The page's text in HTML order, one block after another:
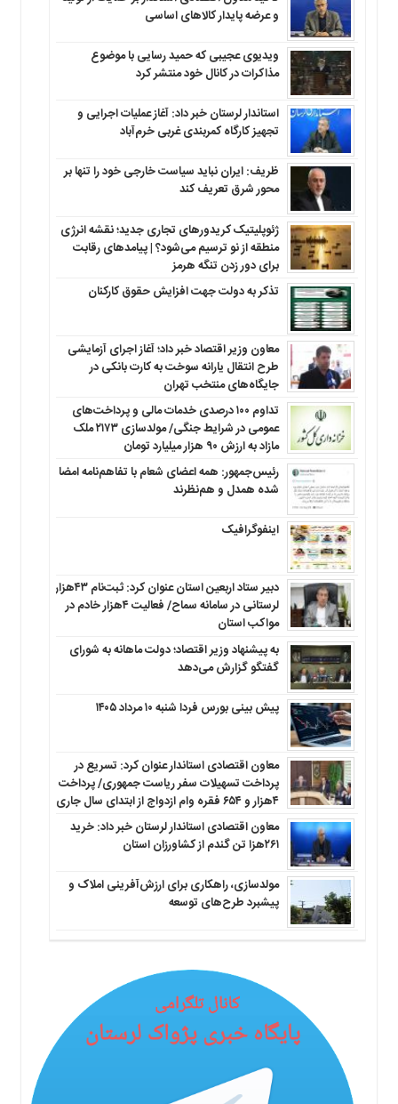
و عرضه پایدار کالاهای اساسی
ویدیوی عجیبی که حمید رسایی با موضوع
مذاکرات در کانال خود منتشر کرد
استاندار لرستان خبر داد: آغاز عملیات اجرایی و
تجهیز کارگاه کمربندی غربی خرم‌آباد
ظریف: ایران نباید سیاست خارجی خود را تنها بر
محور شرق تعریف کند
ژئوپلیتیک کریدورهای تجاری جدید؛ نقشه انرژی
منطقه‌ از نو ترسیم می‌شود؟ | پیامدهای رقابت
برای دور زدن تنگه هرمز
تذکر به دولت جهت افزایش حقوق کارکنان ‌
معاون وزیر اقتصاد خبر داد؛ آغاز اجرای آزمایشی
طرح انتقال یارانه سوخت به کارت بانکی در
جایگاه‌های منتخب تهران
تداوم ۱۰۰ درصدی خدمات مالی و پرداخت‌های
عمومی در شرایط جنگی/ مولدسازی ۲۱۷۳ ملک
مازاد به ارزش ۹۰ هزار میلیارد تومان
رئیس‌جمهور: همه اعضای شعام با تفاهم‌نامه امضا
شده همدل و هم‌نظرند
اینفوگرافیک
دبیر ستاد اربعین استان عنوان کرد: ثبت‌نام ۴۳هزار
لرستانی در سامانه سماح/ فعالیت ۴هزار خادم در
مواکب استان
به پیشنهاد وزیر اقتصاد؛ دولت ماهانه به شورای
گفتگو گزارش می‌دهد
پیش بینی بورس فردا شنبه ۱۰ مرداد ۱۴۰۵
معاون اقتصادی استاندار عنوان کرد: تسریع در
پرداخت تسهیلات سفر ریاست جمهوری/ پرداخت
۴هزار و ۶۵۴ فقره وام ازدواج از ابتدای سال جاری
معاون اقتصادی استاندار لرستان خبر داد: خرید
۲۶۱هزا تن گندم از کشاورزان استان
مولدسازی، راهکاری برای ارزش‌آفرینی املاک و
پیشبرد طرح‌های توسعه